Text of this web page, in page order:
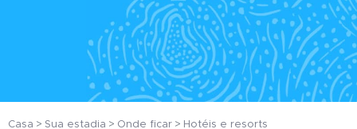
Casa Sua estadia Onde ficar
Hotéis e resorts